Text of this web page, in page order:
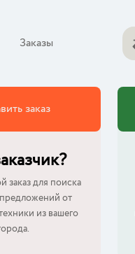
Заказы
заказ
заказ для поиска
от
из вашего